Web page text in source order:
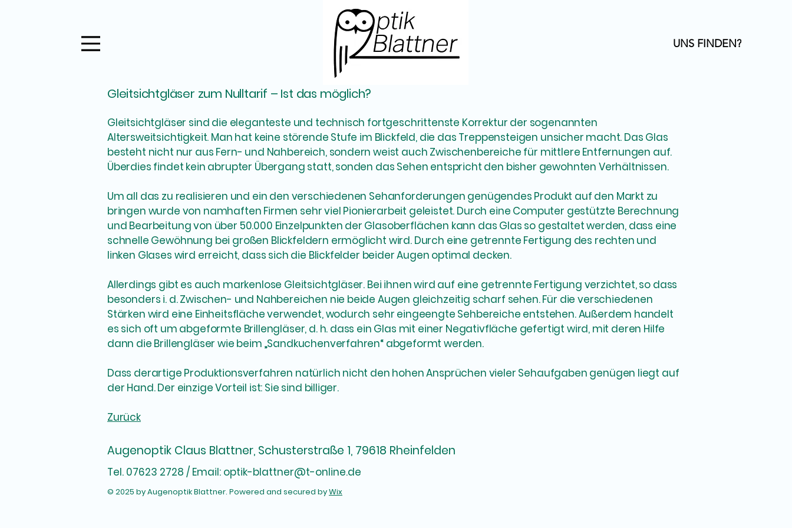
UNS FINDEN?
Gleitsichtgläser zum Nulltarif – Ist das möglich?
Gleitsichtgläser sind die eleganteste und technisch fortgeschrittenste Korrektur der sogenannten
Altersweitsichtigkeit. Man hat keine störende Stufe im Blickfeld, die das Treppensteigen unsicher macht. Das Glas
besteht nicht nur aus Fern- und Nahbereich, sondern weist auch Zwischenbereiche für mittlere Entfernungen auf.
Überdies findet kein abrupter Übergang statt, sonden das Sehen entspricht den bisher gewohnten Verhältnissen.
Um all das zu realisieren und ein den verschiedenen Sehanforderungen genügendes Produkt auf den Markt zu
bringen wurde von namhaften Firmen sehr viel Pionierarbeit geleistet. Durch eine Computer gestützte Berechnung
und Bearbeitung von über 50.000 Einzelpunkten der Glasoberflächen kann das Glas so gestaltet werden, dass eine
schnelle Gewöhnung bei großen Blickfeldern ermöglicht wird. Durch eine getrennte Fertigung des rechten und
linken Glases wird erreicht, dass sich die Blickfelder beider Augen optimal decken.
Allerdings gibt es auch markenlose Gleitsichtgläser. Bei ihnen wird auf eine getrennte Fertigung verzichtet, so dass
besonders i. d. Zwischen- und Nahbereichen nie beide Augen gleichzeitig scharf sehen. Für die verschiedenen
Stärken wird eine Einheitsfläche verwendet, wodurch sehr eingeengte Sehbereiche entstehen. Außerdem handelt
es sich oft um abgeformte Brillengläser, d. h. dass ein Glas mit einer Negativfläche gefertigt wird, mit deren Hilfe
dann die Brillengläser wie beim „Sandkuchenverfahren“ abgeformt werden.
Dass derartige Produktionsverfahren natürlich nicht den hohen Ansprüchen vieler Sehaufgaben genügen liegt auf
der Hand. Der einzige Vorteil ist: Sie sind billiger.
Zurück
Augenoptik Claus Blattner, Schusterstraße 1, 79618 Rheinfelden
Tel. 07623 2728 / Email: optik-blattner@t-online.de
© 2025 by Augenoptik Blattner. Powered and secured byWix